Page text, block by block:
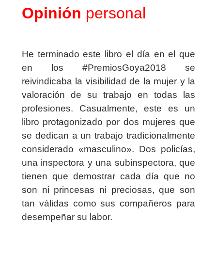
Opinión personal
He terminado este libro el día en el que
en los #PremiosGoya2018 se
reivindicaba la visibilidad de la mujer y la
valoración de su trabajo en todas las
profesiones. Casualmente, este es un
libro protagonizado por dos mujeres que
se dedican a un trabajo tradicionalmente
considerado «masculino». Dos policías,
una inspectora y una subinspectora, que
tienen que demostrar cada día que no
son ni princesas ni preciosas, que son
tan válidas como sus compañeros para
desempeñar su labor.